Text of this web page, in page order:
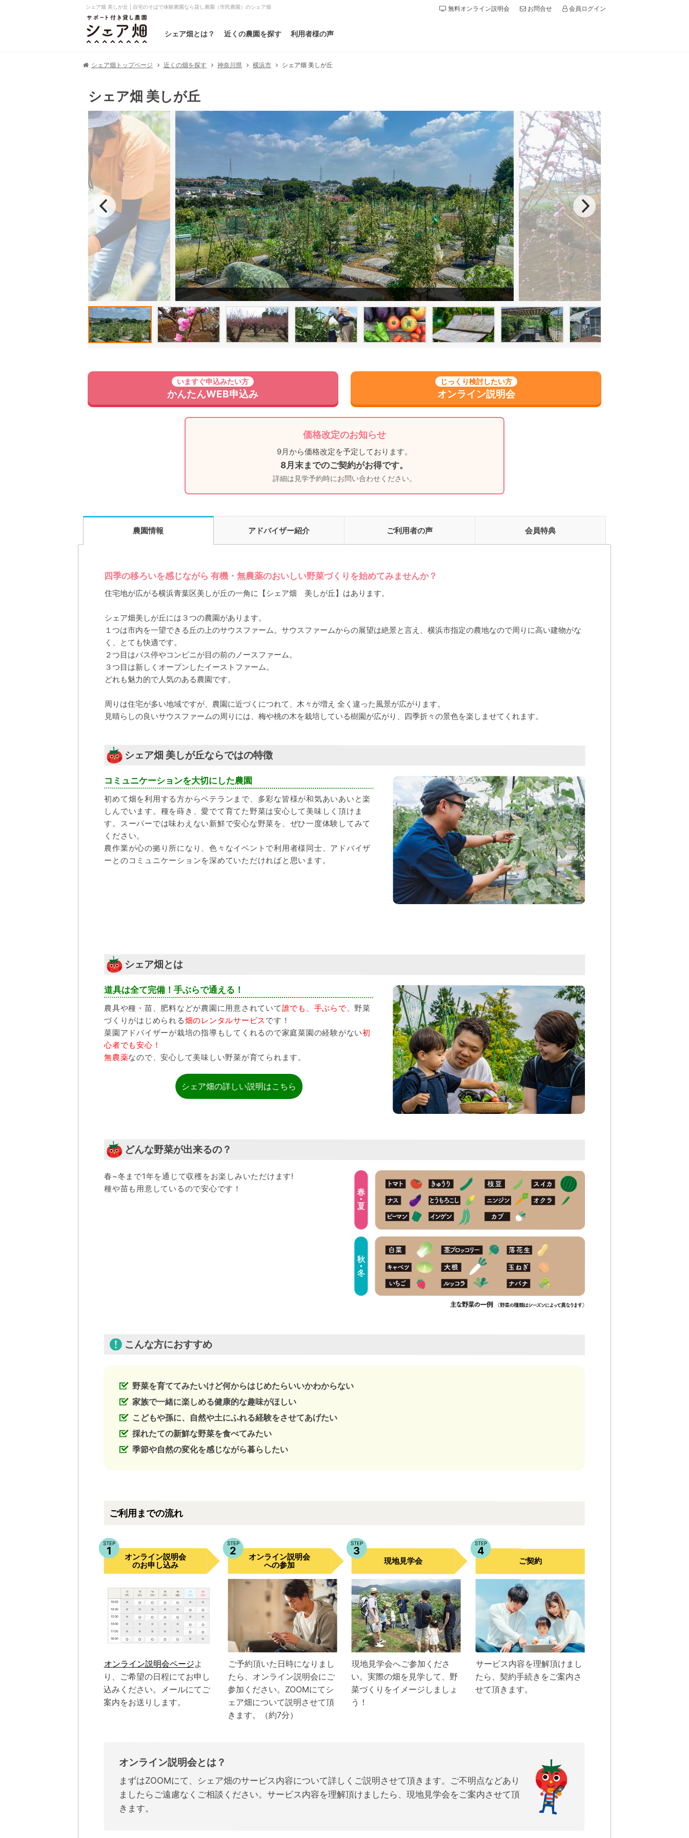
シェア畑 美しが丘 | 自宅のそばで体験農園なら貸し農園（市民農園）のシェア畑
シェア畑とは？ 近くの農園を探す 利用者様の声
無料オンライン説明会 お問合せ 会員ログイン
シェア畑トップページ 近くの畑を探す 神奈川県 横浜市 シェア畑 美しが丘
シェア畑 美しが丘
いますぐ申込みたい方
かんたんWEB申込み
じっくり検討したい方
オンライン説明会
価格改定のお知らせ
9月から価格改定を予定しております。
8月末までのご契約がお得です。
詳細は見学予約時にお問い合わせください。
農園情報 アドバイザー紹介 ご利用者の声 会員特典
四季の移ろいを感じながら 有機・無農薬のおいしい野菜づくりを始めてみませんか？
住宅地が広がる横浜青葉区美しが丘の一角に【シェア畑 美しが丘】はあります。
シェア畑美しが丘には３つの農園があります。
１つは市内を一望できる丘の上のサウスファーム。サウスファームからの展望は絶景と言え、横浜市指定の農地なので周りに高い建物がな
く、とても快適です。
２つ目はバス停やコンビニが目の前のノースファーム。
３つ目は新しくオープンしたイーストファーム。
どれも魅力的で人気のある農園です。
周りは住宅が多い地域ですが、農園に近づくにつれて、木々が増え 全く違った風景が広がります。
見晴らしの良いサウスファームの周りには、梅や桃の木を栽培している樹園が広がり、四季折々の景色を楽しませてくれます。
シェア畑 美しが丘ならではの特徴
コミュニケーションを大切にした農園
初めて畑を利用する方からベテランまで、多彩な皆様が和気あいあいと楽
しんでいます。種を蒔き、愛でて育てた野菜は安心して美味しく頂けま
す。スーパーでは味わえない新鮮で安心な野菜を、ぜひ一度体験してみて
ください。
農作業が心の拠り所になり、色々なイベントで利用者様同士、アドバイザ
ーとのコミュニケーションを深めていただければと思います。
シェア畑とは
道具は全て完備！手ぶらで通える！
農具や種・苗、肥料などが農園に用意されていて誰でも、手ぶらで、 野菜
づくりがはじめられる畑のレンタルサービス です！
菜園アドバイザーが栽培の指導もしてくれるので家庭菜園の経験がない初
心者でも安心！
無農薬なので、安心して美味しい野菜が育てられます。
シェア畑の詳しい説明はこちら
どんな野菜が出来るの？
春~冬まで1年を通じて収穫をお楽しみいただけます!
種や苗も用意しているので安心です！
こんな方におすすめ
野菜を育ててみたいけど何からはじめたらいいかわからない
家族で一緒に楽しめる健康的な趣味がほしい
こどもや孫に、自然や土にふれる経験をさせてあげたい
採れたての新鮮な野菜を食べてみたい
季節や自然の変化を感じながら暮らしたい
ご利用までの流れ
STEP
1 オンライン説明会
のお申し込み
オンライン説明会ページよ
り、ご希望の日程にてお申し
込みください。メールにてご
案内をお送りします。
STEP
2 オンライン説明会
への参加
ご予約頂いた日時になりまし
たら、オンライン説明会にご
参加ください。ZOOMにてシ
ェア畑について説明させて頂
きます。（約7分）
STEP
3
現地見学会
現地見学会へご参加くださ
い。実際の畑を見学して、野
菜づくりをイメージしましょ
う！
STEP
4
ご契約
サービス内容を理解頂けまし
たら、契約手続きをご案内さ
せて頂きます。
オンライン説明会とは？
まずはZOOMにて、シェア畑のサービス内容について詳しくご説明させて頂きます。ご不明点などあり
ましたらご遠慮なくご相談ください。サービス内容を理解頂けましたら、現地見学会をご案内させて頂
きます。